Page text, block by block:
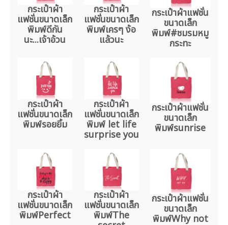
กระเป๋าผ้า
แฟชั่นขนาดเล็ก
พิมพ์ดีกัน
นะ...เจ้าอ้วน
กระเป๋าผ้า
แฟชั่นขนาดเล็ก
พิมพ์เครๆ ง้อ
แล้วนะ
กระเป๋าผ้าแฟชั่น
ขนาดเล็ก
พิมพ์#ชมรมหมู
กระทะ
กระเป๋าผ้า
แฟชั่นขนาดเล็ก
พิมพ์รอยยิ้ม
กระเป๋าผ้า
แฟชั่นขนาดเล็ก
พิมพ์ let life
surprise you
กระเป๋าผ้าแฟชั่น
ขนาดเล็ก
พิมพ์sunrise
กระเป๋าผ้า
แฟชั่นขนาดเล็ก
พิมพ์Perfect
กระเป๋าผ้า
แฟชั่นขนาดเล็ก
พิมพ์The
กระเป๋าผ้าแฟชั่น
ขนาดเล็ก
พิมพ์Why not